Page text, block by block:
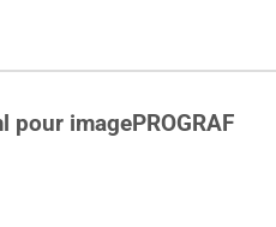
pour imagePROGRAF